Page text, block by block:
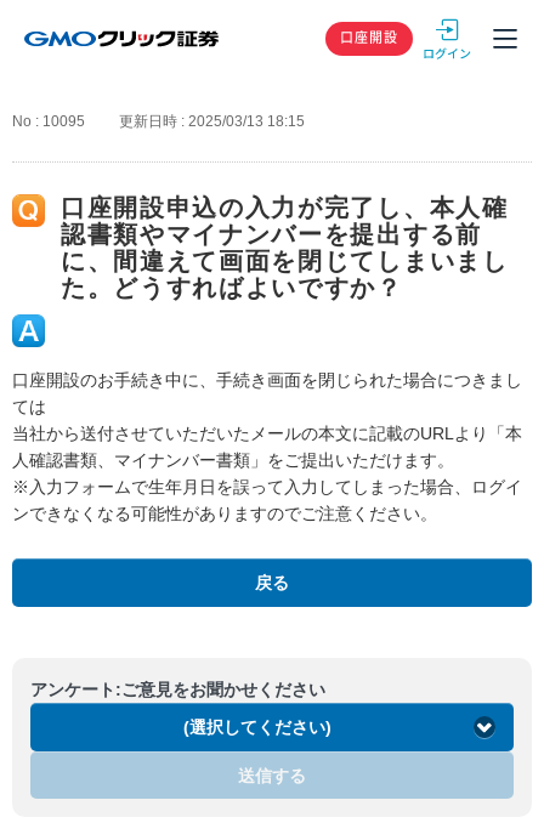
GMOクリック
口座開設
No : 10095 更新日時 : 2025/03/13 18:15
口座開設申込の入力が完了し、本人確
認書類やマイナンバーを提出する前
に、間違えて画面を閉じてしまいまし
た。どうすればよいですか？
口座開設のお手続き中に、手続き画面を閉じられた場合につきまし
ては
当社から送付させていただいたメールの本文に記載のURLより「本
人確認書類、マイナンバー書類」をご提出いただけます。
※入力フォームで生年月日を誤って入力してしまった場合、ログイ
ンできなくなる可能性がありますのでご注意ください。
戻る
アンケート:ご意見をお聞かせください
(選択してください)
送信する